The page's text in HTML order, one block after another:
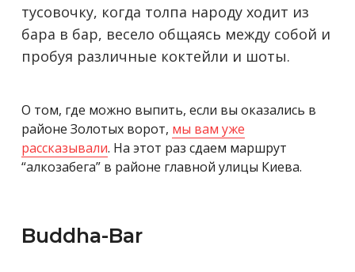
тусовочку, когда толпа народу ходит из
бара в бар, весело общаясь между собой и
пробуя различные коктейли и шоты.
О том, где можно выпить, если вы оказались в
районе Золотых ворот, мы вам уже
рассказывали. На этот раз сдаем маршрут
“алкозабега” в районе главной улицы Киева.
Buddha-Bar